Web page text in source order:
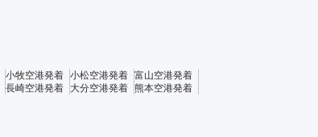
小牧空港発着 小松空港発着 富山空港発着
長崎空港発着 大分空港発着 熊本空港発着